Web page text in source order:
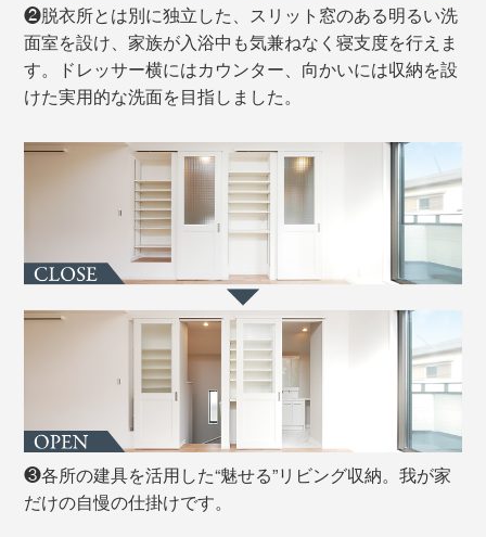
❷脱衣所とは別に独立した、スリット窓のある明るい洗
面室を設け、家族が入浴中も気兼ねなく寝支度を行えま
す。ドレッサー横にはカウンター、向かいには収納を設
けた実用的な洗面を目指しました。
❸各所の建具を活用した“魅せる”リビング収納。我が家
だけの自慢の仕掛けです。